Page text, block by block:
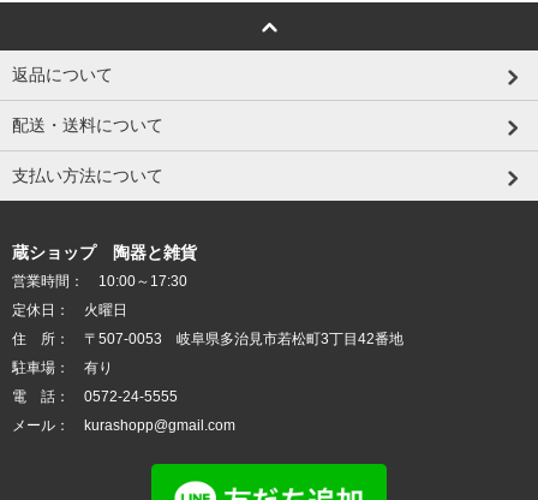
返品について
配送・送料について
支払い方法について
蔵ショップ 陶器と雑貨
営業時間： 10:00～17:30
定休日： 火曜日
住 所： 〒507-0053 岐阜県多治見市若松町3丁目42番地
駐車場： 有り
電 話： 0572-24-5555
メール： kurashopp@gmail.com